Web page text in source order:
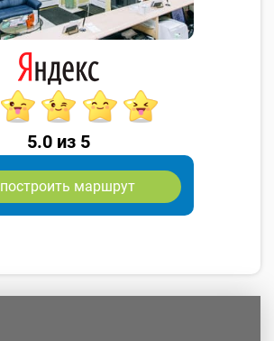
5.0 из 5
построить маршрут